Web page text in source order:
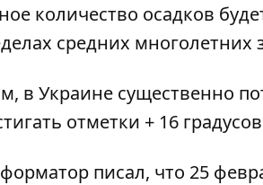
количество осадков
средних многолетних
в Украине существенно
отметки + 16
писал, что 25